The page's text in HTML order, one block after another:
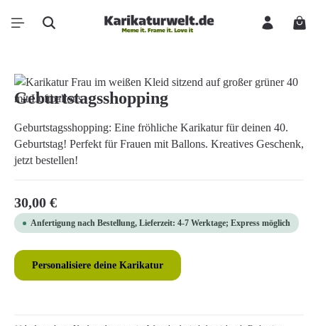
Zum Hauptinhalt springen
Bildergalerie überspringen
Geburtstagsshopping
Geburtstagsshopping: Eine fröhliche Karikatur für deinen 40.
Geburtstag! Perfekt für Frauen mit Ballons. Kreatives Geschenk,
jetzt bestellen!
Regulärer Preis:
30,00 €
Anfertigung nach Bestellung, Lieferzeit: 4-7 Werktage; Express möglich
Personalisiere deine Karikatur